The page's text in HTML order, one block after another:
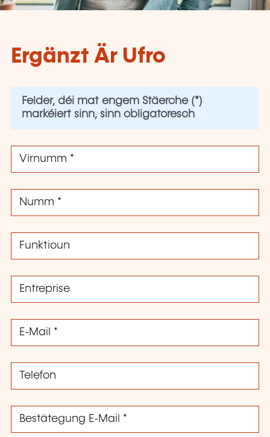
Ergänzt Är Ufro
Felder, déi mat engem Stäerche (*)
markéiert sinn, sinn obligatoresch